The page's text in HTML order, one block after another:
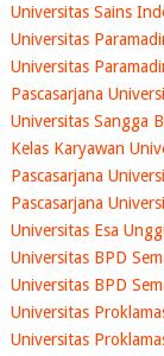
Universitas Sains
Universitas
Universitas
Pascasarjana
Universitas Sangga
Kelas Karyawan
Pascasarjana
Pascasarjana
Universitas Esa
Universitas BPD
Universitas BPD
Universitas
Universitas